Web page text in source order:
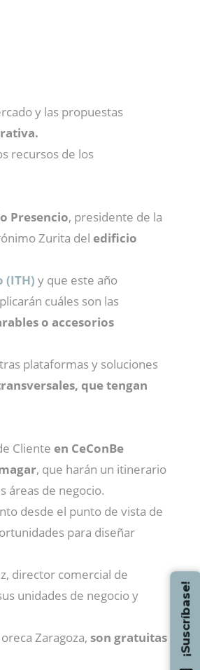
y las propuestas
recursos de los
Presencio, presidente de la
Zurita del edificio
(ITH) y que este año
cuáles son las
o accesorios
plataformas y soluciones
que tengan
Cliente en CeConBe
, que harán un itinerario
áreas de negocio.
desde el punto de vista de
para diseñar
director comercial de
unidades de negocio y
Zaragoza, son gratuitas
¡Suscríbase!